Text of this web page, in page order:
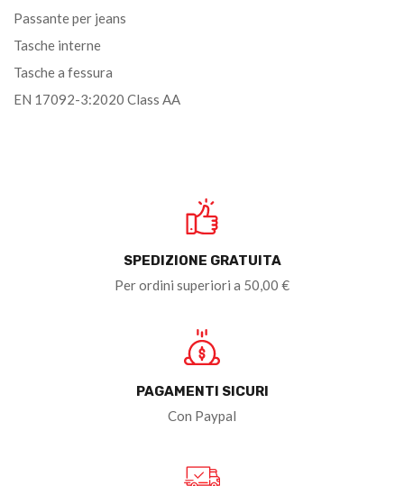
Passante per jeans
Tasche interne
Tasche a fessura
EN 17092-3:2020 Class AA
SPEDIZIONE GRATUITA
Per ordini superiori a 50,00 €
PAGAMENTI SICURI
Con Paypal